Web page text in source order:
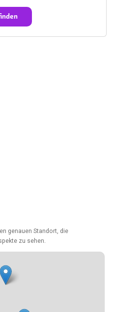
genauen Standort, die
zu sehen.